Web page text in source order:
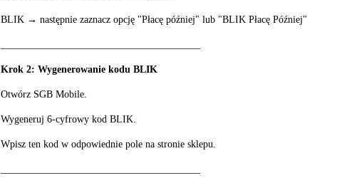
BLIK → następnie zaznacz opcję "Płacę później" lub "BLIK Płacę Później"
Krok 2: Wygenerowanie kodu BLIK
Otwórz SGB Mobile.
Wygeneruj 6-cyfrowy kod BLIK.
Wpisz ten kod w odpowiednie pole na stronie sklepu.